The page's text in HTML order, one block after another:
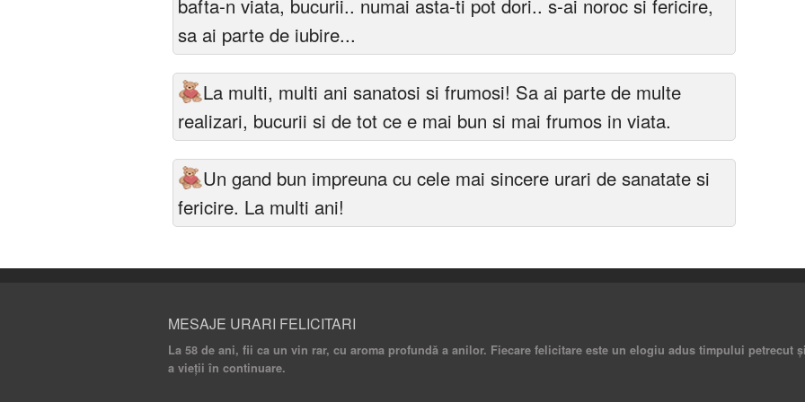
bafta-n viata, bucurii.. numai asta-ti pot dori.. s-ai noroc si fericire,
sa ai parte de iubire...
La multi, multi ani sanatosi si frumosi! Sa ai parte de multe
realizari, bucurii si de tot ce e mai bun si mai frumos in viata.
Un gand bun impreuna cu cele mai sincere urari de sanatate si
fericire. La multi ani!
MESAJE URARI FELICITARI
La 58 de ani, fii ca un vin rar, cu aroma profundă a anilor. Fiecare felicitare este un elogiu adus timpului petrecut
a vieții în continuare.